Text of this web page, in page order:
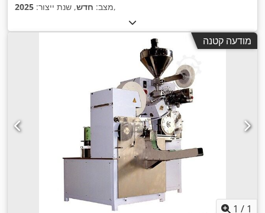
מצב: חדש, שנת ייצור: 2025 ,
מודעה קטנה
1 / 1